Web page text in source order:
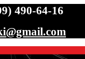
490-64-16